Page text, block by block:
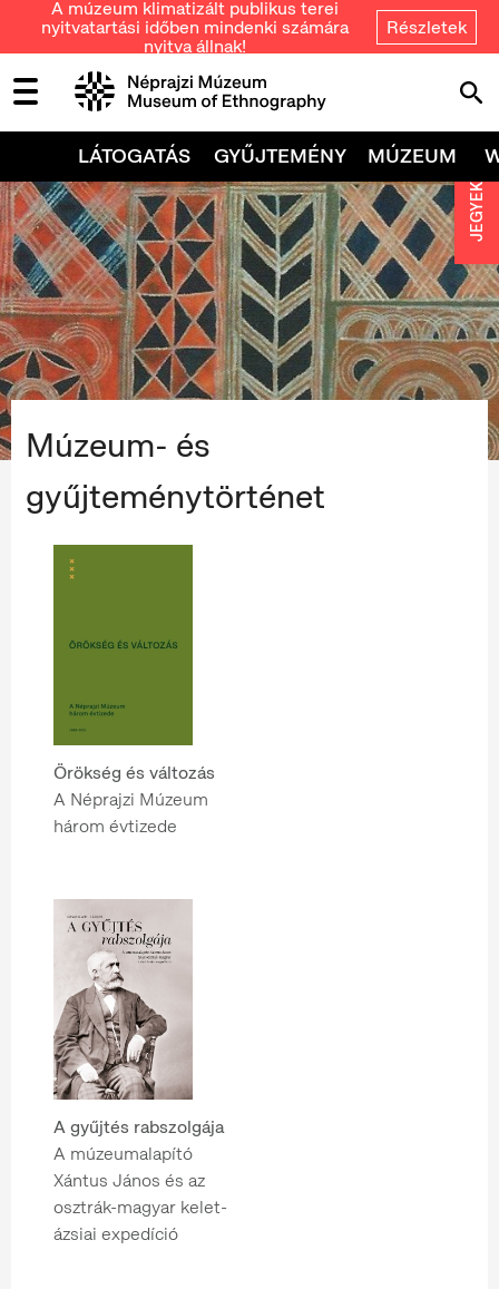
A múzeum klimatizált publikus terei
nyitvatartási időben mindenki számára
nyitva állnak!
Részletek
LÁTOGATÁS GYŰJTEMÉNY MÚZEUM
Múzeum- és
gyűjteménytörténet
Örökség és változás
A Néprajzi Múzeum
három évtizede
A gyűjtés rabszolgája
A múzeumalapító
Xántus János és az
osztrák-magyar kelet-
ázsiai expedíció
JEGYEK